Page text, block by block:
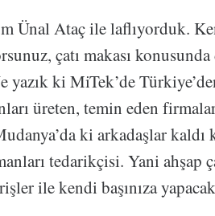
Ünal Ataç ile laflıyorduk.
çatı makası
yazık ki MiTek’de
üreten, temin eden
ki arkadaşlar
tedarikçisi. Yani ahşap
ile kendi başınıza